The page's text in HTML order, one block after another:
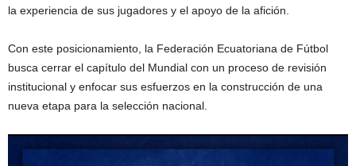
la experiencia de sus jugadores y el apoyo de la afición.
Con este posicionamiento, la Federación Ecuatoriana de Fútbol
busca cerrar el capítulo del Mundial con un proceso de revisión
institucional y enfocar sus esfuerzos en la construcción de una
nueva etapa para la selección nacional.